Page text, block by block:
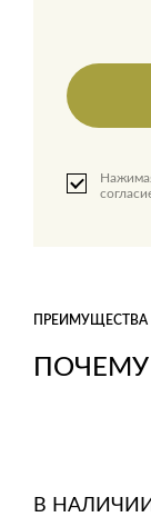
ПОЧЕМУ
ПРЕИМУЩЕСТВА
В